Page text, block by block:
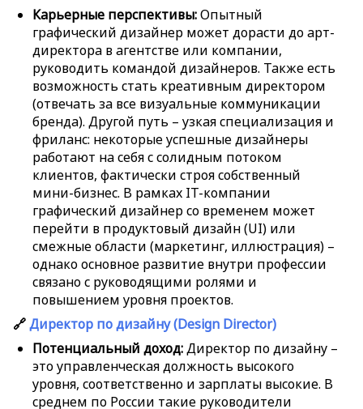
Карьерные перспективы:Опытный
графический дизайнер может дорасти до арт-
директора в агентстве или компании,
руководить командой дизайнеров. Также есть
возможность стать креативным директором
(отвечать за все визуальные коммуникации
бренда). Другой путь – узкая специализация и
фриланс: некоторые успешные дизайнеры
работают на себя с солидным потоком
клиентов, фактически строя собственный
мини-бизнес. В рамках IT-компании
графический дизайнер со временем может
перейти в продуктовый дизайн (UI) или
смежные области (маркетинг, иллюстрация) –
однако основное развитие внутри профессии
связано с руководящими ролями и
повышением уровня проектов.
🔗Директор по дизайну (Design Director)
Потенциальный доход:Директор по дизайну –
это управленческая должность высокого
уровня, соответственно и зарплаты высокие. В
среднем по России такие руководители